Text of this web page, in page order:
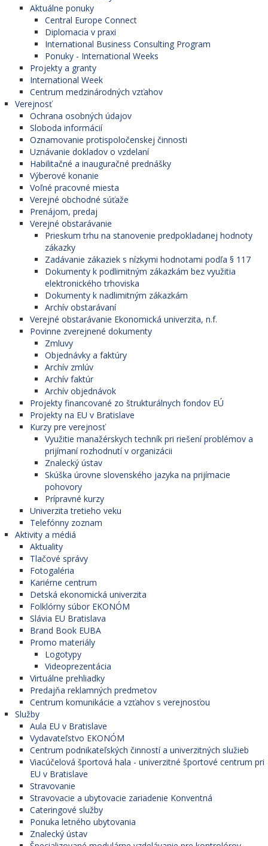
Aktuálne ponuky
Central Europe Connect
Diplomacia v praxi
International Business Consulting Program
Ponuky - International Weeks
Projekty a granty
International Week
Centrum medzinárodných vzťahov
Verejnosť
Ochrana osobných údajov
Sloboda informácií
Oznamovanie protispoločenskej činnosti
Uznávanie dokladov o vzdelaní
Habilitačné a inauguračné prednášky
Výberové konanie
Voľné pracovné miesta
Verejné obchodné súťaže
Prenájom, predaj
Verejné obstarávanie
Prieskum trhu na stanovenie predpokladanej hodnoty
zákazky
Zadávanie zákaziek s nízkymi hodnotami podľa § 117
Dokumenty k podlimitným zákazkám bez využitia
elektronického trhoviska
Dokumenty k nadlimitným zákazkám
Archív obstarávaní
Verejné obstarávanie Ekonomická univerzita, n.f.
Povinne zverejnené dokumenty
Zmluvy
Objednávky a faktúry
Archív zmlúv
Archív faktúr
Archív objednávok
Projekty financované zo štrukturálnych fondov EÚ
Projekty na EU v Bratislave
Kurzy pre verejnosť
Využitie manažérskych techník pri riešení problémov a
prijímaní rozhodnutí v organizácii
Znalecký ústav
Skúška úrovne slovenského jazyka na prijímacie
pohovory
Prípravné kurzy
Univerzita tretieho veku
Telefónny zoznam
Aktivity a médiá
Aktuality
Tlačové správy
Fotogaléria
Kariérne centrum
Detská ekonomická univerzita
Folklórny súbor EKONÓM
Slávia EU Bratislava
Brand Book EUBA
Promo materiály
Logotypy
Videoprezentácia
Virtuálne prehliadky
Predajňa reklamných predmetov
Centrum komunikácie a vzťahov s verejnosťou
Služby
Aula EU v Bratislave
Vydavateľstvo EKONÓM
Centrum podnikateľských činností a univerzitných služieb
Viacúčelová športová hala - univerzitné športové centrum pri
EU v Bratislave
Stravovanie
Stravovacie a ubytovacie zariadenie Konventná
Cateringové služby
Ponuka letného ubytovania
Znalecký ústav